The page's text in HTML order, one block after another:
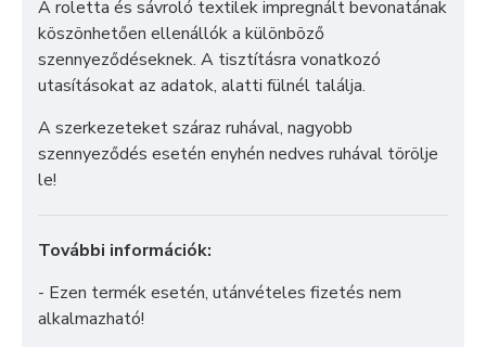
A roletta és sávroló textilek impregnált bevonatának
köszönhetően ellenállók a különböző
szennyeződéseknek. A tisztításra vonatkozó
utasításokat az adatok, alatti fülnél találja.
A szerkezeteket száraz ruhával, nagyobb
szennyeződés esetén enyhén nedves ruhával törölje
le!
További információk:
- Ezen termék esetén, utánvételes fizetés nem
alkalmazható!